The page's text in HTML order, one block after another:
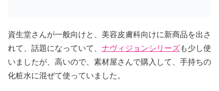
資生堂さんが一般向けと、美容皮膚科向けに新商品を出さ
れて、話題になっていて、 ナヴィジョンシリーズも少し使
いましたが、高いので、素材屋さんで購入して、手持ちの
化粧水に混ぜて使っていました。